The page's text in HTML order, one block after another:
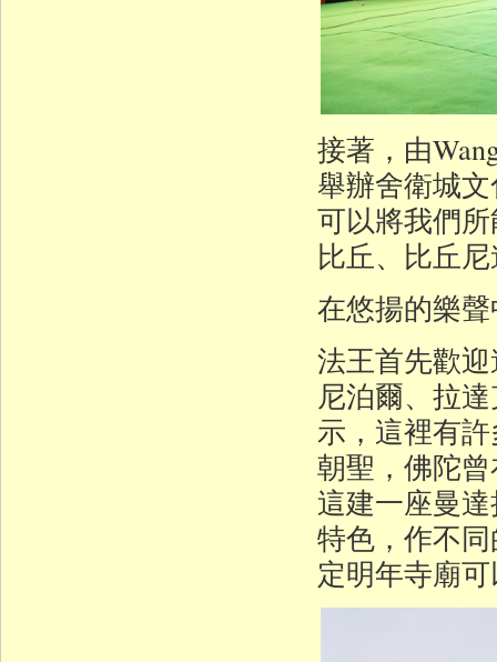
接著，由
舉辦舍衛城
可以將我們
比丘、比丘
在悠揚的樂
法王首先歡
尼泊爾、拉
示，這裡有
朝聖，佛陀
這建一座曼
特色，作不
定明年寺廟